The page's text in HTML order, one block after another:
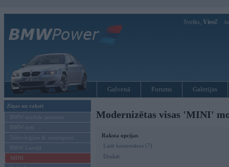
Sveiks, Viesi!
Galvenā Forums Galerijas
Ziņas un raksti
BMW modeļu jaunumi
BMW testi
Tehnoloģijas & sasniegumi
BMW Latvijā
MINI
Modernizētas visas 'MINI'
Raksta opcijas
Lasīt komentārus (7)
Drukāt